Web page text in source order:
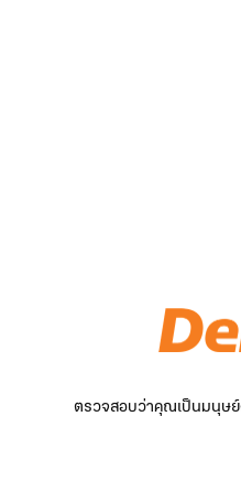
ตรวจสอบว่าคุณเป็นมนุษย์